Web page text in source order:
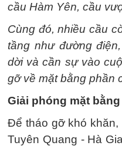
cầu Hàm Yên, cầu
Cùng đó, nhiều cầu
tầng như đường
dời và cần sự vào
gỡ về mặt bằng phần
Giải phóng mặt
Để tháo gỡ khó khăn,
Tuyên Quang - Hà